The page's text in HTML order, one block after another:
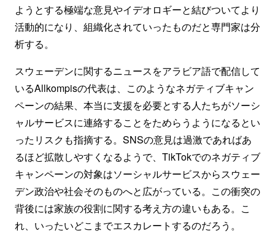
ようとする極端な意見やイデオロギーと結びついてより
活動的になり、組織化されていったものだと専門家は分
析する。
スウェーデンに関するニュースをアラビア語で配信して
いるAllkompisの代表は、このようなネガティブキャン
ペーンの結果、本当に支援を必要とする人たちがソーシ
ャルサービスに連絡することをためらうようになるとい
ったリスクも指摘する。SNSの意見は過激であればあ
るほど拡散しやすくなるようで、TikTokでのネガティブ
キャンペーンの対象はソーシャルサービスからスウェー
デン政治や社会そのものへと広がっている。この衝突の
背後には家族の役割に関する考え方の違いもある。こ
れ、いったいどこまでエスカレートするのだろう。